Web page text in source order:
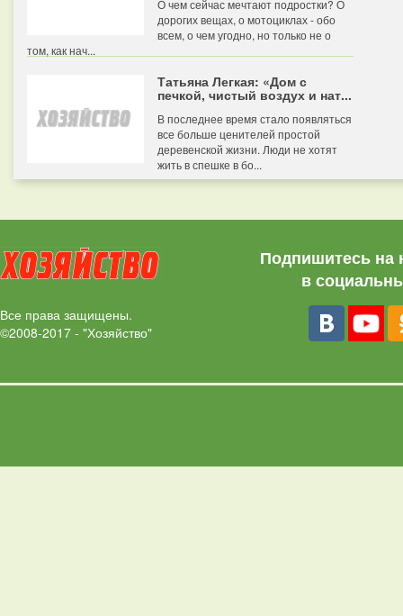
О чем сейчас мечтают подростки? О
дорогих вещах, о мотоциклах - обо
всем, о чем угодно, но только не о
том, как нач...
Татьяна Легкая: «Дом с
печкой, чистый воздух и нат...
В последнее время стало появляться
все больше ценителей простой
деревенской жизни. Люди не хотят
жить в спешке в бо...
Все права защищены.
©2008-2017 - "Хозяйство"
Подпишитесь на
в